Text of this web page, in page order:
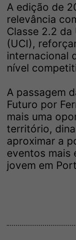
A edição de
relevância
Classe 2.2
(UCI),
internacional
nível
A passagem
Futuro por
mais uma
território,
aproximar a
eventos mais
jovem em